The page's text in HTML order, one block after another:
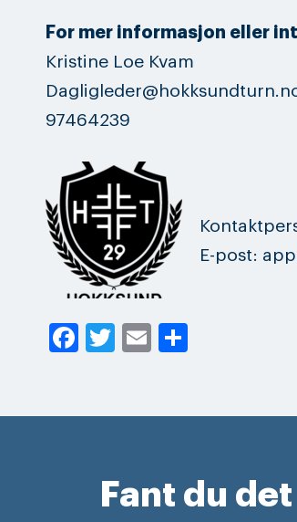
For mer informasjon eller
Kristine Loe Kvam
97464239
E-post:
Facebook
Twitter
Email
Fant du